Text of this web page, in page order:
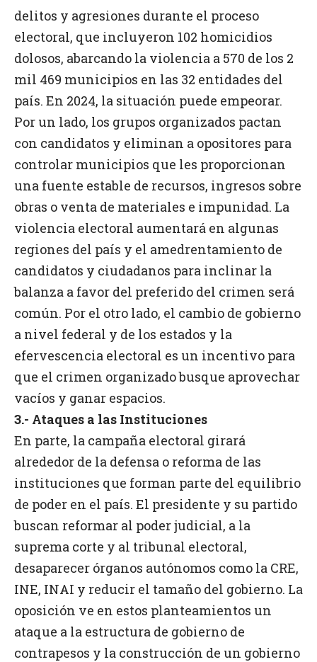
delitos y agresiones durante el proceso
electoral, que incluyeron 102 homicidios
dolosos, abarcando la violencia a 570 de los 2
mil 469 municipios en las 32 entidades del
país. En 2024, la situación puede empeorar.
Por un lado, los grupos organizados pactan
con candidatos y eliminan a opositores para
controlar municipios que les proporcionan
una fuente estable de recursos, ingresos sobre
obras o venta de materiales e impunidad. La
violencia electoral aumentará en algunas
regiones del país y el amedrentamiento de
candidatos y ciudadanos para inclinar la
balanza a favor del preferido del crimen será
común. Por el otro lado, el cambio de gobierno
a nivel federal y de los estados y la
efervescencia electoral es un incentivo para
que el crimen organizado busque aprovechar
vacíos y ganar espacios.
3.- Ataques a las Instituciones
En parte, la campaña electoral girará
alrededor de la defensa o reforma de las
instituciones que forman parte del equilibrio
de poder en el país. El presidente y su partido
buscan reformar al poder judicial, a la
suprema corte y al tribunal electoral,
desaparecer órganos autónomos como la CRE,
INE, INAI y reducir el tamaño del gobierno. La
oposición ve en estos planteamientos un
ataque a la estructura de gobierno de
contrapesos y la construcción de un gobierno